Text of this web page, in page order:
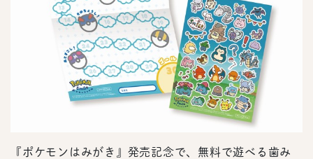
『ポケモンはみがき』発売記念で、無料で遊べる歯み